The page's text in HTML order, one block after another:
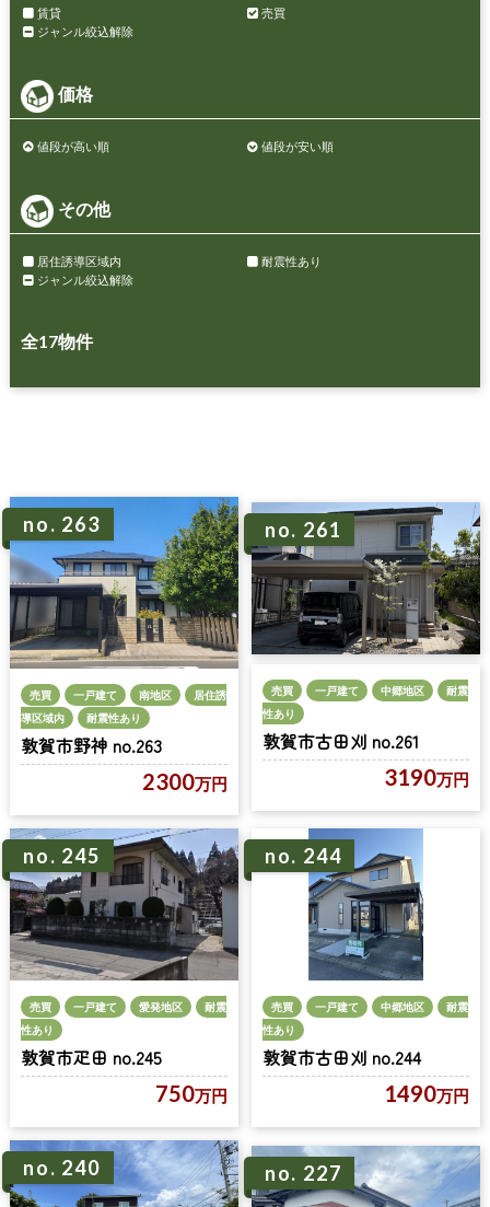
賃貸
売買
ジャンル絞込解除
価格
値段が高い順 値段が安い順
その他
居住誘導区域内
耐震性あり
ジャンル絞込解除
全17物件
no. 263
売買 一戸建て 南地区
居住誘
導区域内
耐震性あり
敦賀市野神 no.263
2300万円
no. 261
売買 一戸建て 中郷地区
耐震
性あり
敦賀市古田刈 no.261
3190万円
no. 245
売買 一戸建て 愛発地区
耐震
性あり
敦賀市疋田 no.245
750万円
no. 244
売買 一戸建て 中郷地区
耐震
性あり
敦賀市古田刈 no.244
1490万円
no. 240 no. 227